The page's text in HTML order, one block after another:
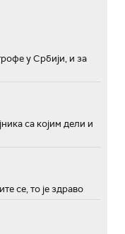
у Србији, и за
са којим дели и
се, то је здраво